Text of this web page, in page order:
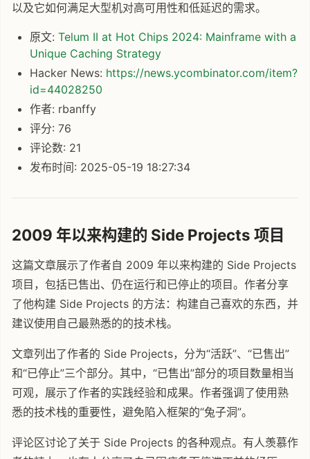
以及它如何满足大型机对高可用性和低延迟的需求。
原文: Telum II at Hot Chips 2024: Mainframe with a
Unique Caching Strategy
Hacker News: https://news.ycombinator.com/item?
id=44028250
作者: rbanffy
评分: 76
评论数: 21
发布时间: 2025-05-19 18:27:34
2009 年以来构建的 Side Projects 项目
这篇文章展示了作者自 2009 年以来构建的 Side Projects
项目，包括已售出、仍在运行和已停止的项目。作者分享
了他构建 Side Projects 的方法：构建自己喜欢的东西，并
建议使用自己最熟悉的的技术栈。
文章列出了作者的 Side Projects，分为“活跃”、“已售出”
和“已停止”三个部分。其中，“已售出”部分的项目数量相当
可观，展示了作者的实践经验和成果。作者强调了使用熟
悉的技术栈的重要性，避免陷入框架的“兔子洞”。
评论区讨论了关于 Side Projects 的各种观点。有人羡慕作